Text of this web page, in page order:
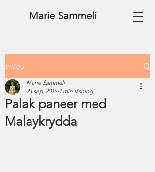
Marie Sammeli
Inlägg
Palak paneer med
Malaykrydda
Marie Sammeli
23 sep. 2019 1 min läsning